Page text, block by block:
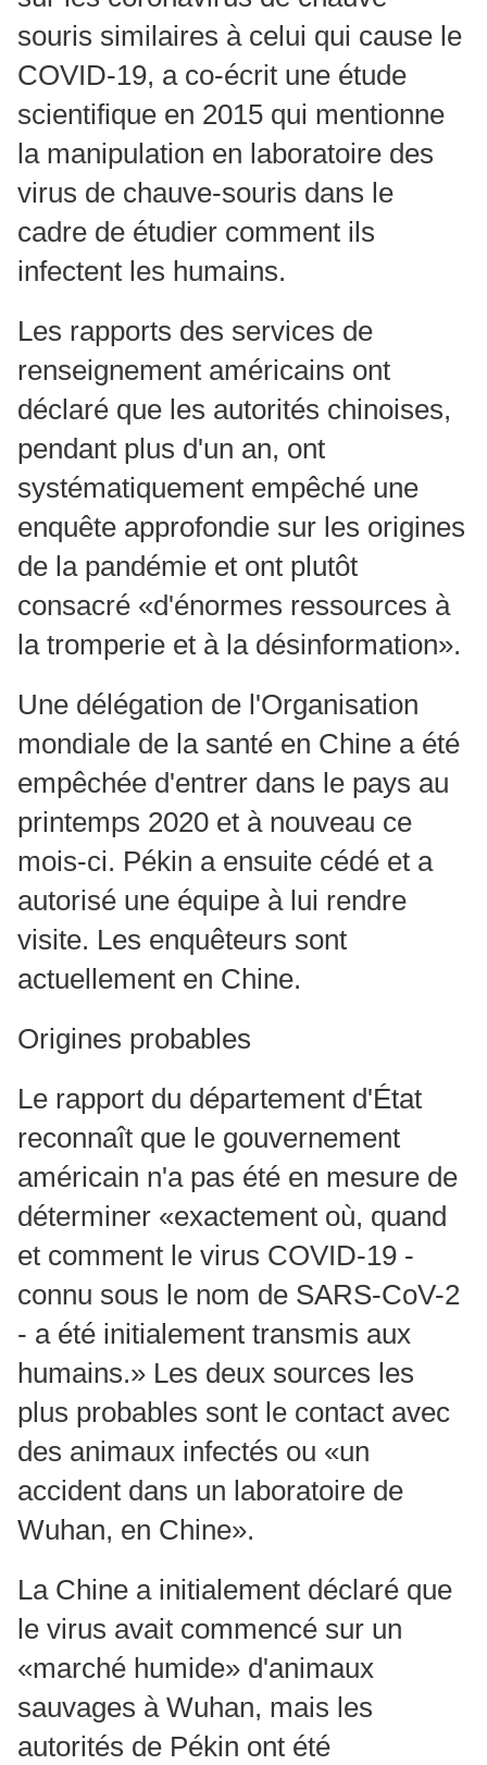
souris similaires à celui qui cause le
COVID-19, a co-écrit une étude
scientifique en 2015 qui mentionne
la manipulation en laboratoire des
virus de chauve-souris dans le
cadre de étudier comment ils
infectent les humains.
Les rapports des services de
renseignement américains ont
déclaré que les autorités chinoises,
pendant plus d'un an, ont
systématiquement empêché une
enquête approfondie sur les origines
de la pandémie et ont plutôt
consacré «d'énormes ressources à
la tromperie et à la désinformation».
Une délégation de l'Organisation
mondiale de la santé en Chine a été
empêchée d'entrer dans le pays au
printemps 2020 et à nouveau ce
mois-ci. Pékin a ensuite cédé et a
autorisé une équipe à lui rendre
visite. Les enquêteurs sont
actuellement en Chine.
Origines probables
Le rapport du département d'État
reconnaît que le gouvernement
américain n'a pas été en mesure de
déterminer «exactement où, quand
et comment le virus COVID-19 -
connu sous le nom de SARS-CoV-2
- a été initialement transmis aux
humains.» Les deux sources les
plus probables sont le contact avec
des animaux infectés ou «un
accident dans un laboratoire de
Wuhan, en Chine».
La Chine a initialement déclaré que
le virus avait commencé sur un
«marché humide» d'animaux
sauvages à Wuhan, mais les
autorités de Pékin ont été